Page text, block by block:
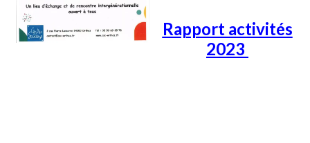
Rapport activités
2023